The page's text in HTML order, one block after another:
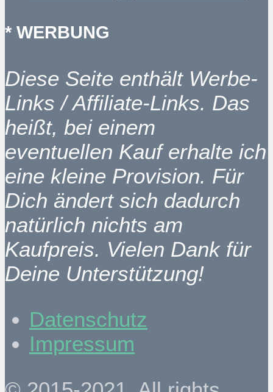
* WERBUNG
Diese Seite enthält Werbe-
Links / Affiliate-Links. Das
heißt, bei einem
eventuellen Kauf erhalte ich
eine kleine Provision. Für
Dich ändert sich dadurch
natürlich nichts am
Kaufpreis. Vielen Dank für
Deine Unterstützung!
Datenschutz
Impressum